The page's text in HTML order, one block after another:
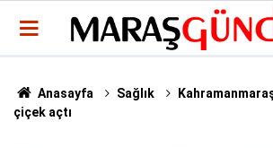
Anasayfa Sağlık
çiçek açtı